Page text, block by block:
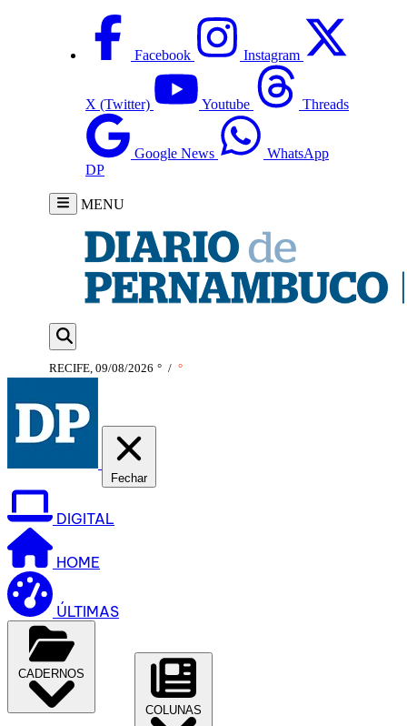
Facebook Instagram
X (Twitter) Youtube Threads
Google News
WhatsApp
DP
MENU
RECIFE, 09/08/2026 ° / °
Fechar
DIGITAL
HOME
ÚLTIMAS
CADERNOS
COLUNAS